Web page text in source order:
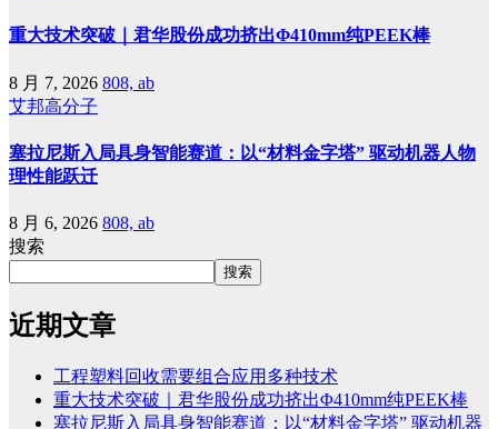
重大技术突破｜君华股份成功挤出Φ410mm纯PEEK棒
8 月 7, 2026 808, ab
艾邦高分子
塞拉尼斯入局具身智能赛道：以“材料金字塔” 驱动机器人物
理性能跃迁
8 月 6, 2026 808, ab
搜索
搜索
近期文章
工程塑料回收需要组合应用多种技术
重大技术突破｜君华股份成功挤出Φ410mm纯PEEK棒
塞拉尼斯入局具身智能赛道：以“材料金字塔” 驱动机器